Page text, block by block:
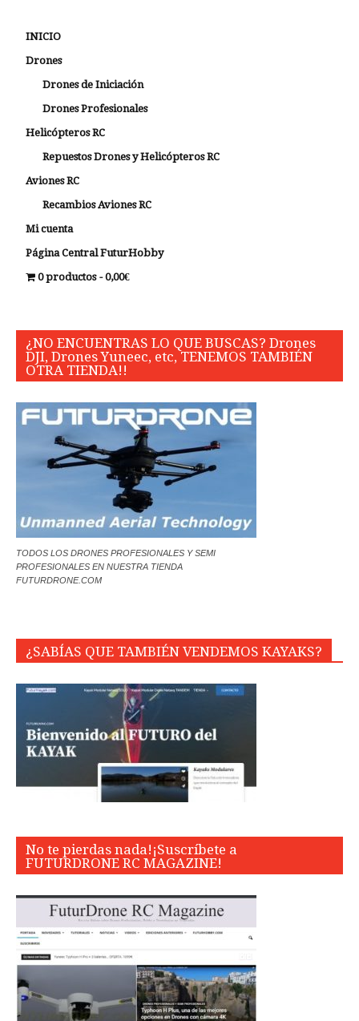
INICIO
Drones
Drones de Iniciación
Drones Profesionales
Helicópteros RC
Repuestos Drones y Helicópteros RC
Aviones RC
Recambios Aviones RC
Mi cuenta
Página Central FuturHobby
0 productos
0,00€
¿NO ENCUENTRAS LO QUE BUSCAS? Drones
DJI, Drones Yuneec, etc, TENEMOS TAMBIÉN
OTRA TIENDA!!
TODOS LOS DRONES PROFESIONALES Y SEMI
PROFESIONALES EN NUESTRA TIENDA
FUTURDRONE.COM
¿SABÍAS QUE TAMBIÉN VENDEMOS KAYAKS?
No te pierdas nada!¡Suscríbete a
FUTURDRONE RC MAGAZINE!